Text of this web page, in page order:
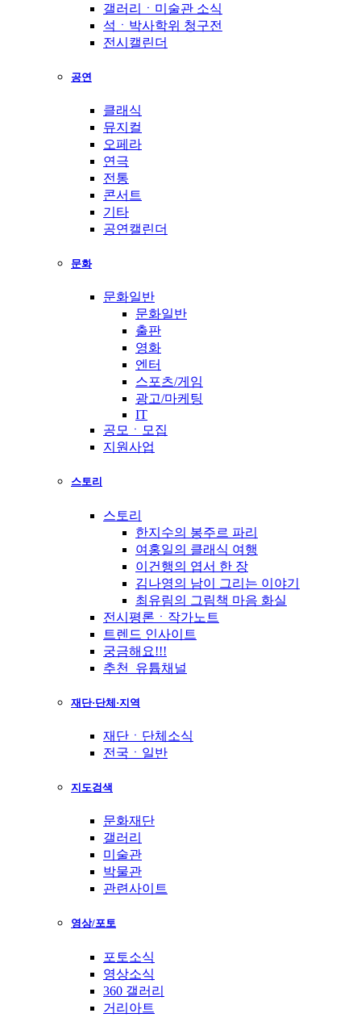
김보경, 서민정 2인전 《두 개의 달》 개최
성서 개인전 《Frozenism: The Frozen Archive》 개최
김인 개인전 《No Reason》 개최
2026 경기도자비엔날레 국제공모전 대상작에 데이비드 라우어
갤러리ㆍ미술관 소식
석ㆍ박사학위 청구전
전시캘린더
공연
클래식
뮤지컬
오페라
연극
전통
콘서트
기타
공연캘린더
문화
문화일반
문화일반
출판
영화
엔터
스포츠/게임
광고/마케팅
IT
공모ㆍ모집
지원사업
스토리
스토리
한지수의 봉주르 파리
여홍일의 클래식 여행
이건행의 엽서 한 장
김나영의 남이 그리는 이야기
최유림의 그림책 마음 화실
전시평론ㆍ작가노트
트렌드 인사이트
궁금해요!!!
추천_유튭채널
재단·단체·지역
재단ㆍ단체소식
전국ㆍ일반
지도검색
문화재단
갤러리
미술관
박물관
관련사이트
영상/포토
포토소식
영상소식
360 갤러리
거리아트